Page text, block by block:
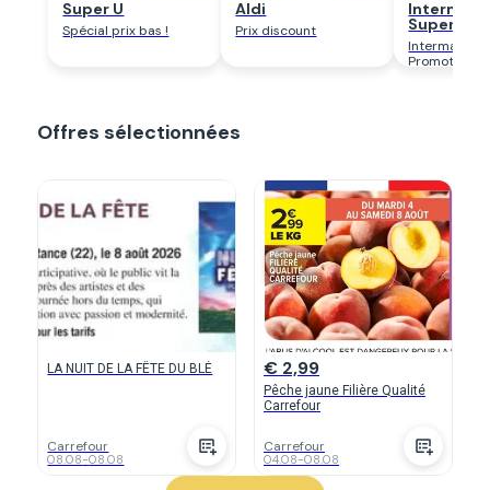
Super U
Spécial prix bas !
Aldi
Prix discount Super
Intermarché
Promotion
Offres sélectionnées
LA NUIT DE LA FÊTE DU BLÉ
Carrefour
08.08-08.08
€ 2,99
Pêche jaune Filière Qualité
Carrefour
Carrefour
04.08-08.08